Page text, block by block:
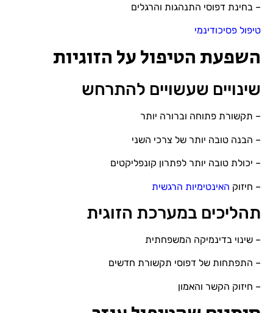
– בחינת דפוסי התנהגות והרגלים
טיפול פסיכודינמי
השפעת הטיפול על הזוגיות
שינויים שעשויים להתרחש
– תקשורת פתוחה וברורה יותר
– הבנה טובה יותר של צרכי השני
– יכולת טובה יותר לפתרון קונפליקטים
– חיזוק האינטימיות הרגשית
תהליכים במערכת הזוגית
– שינוי בדינמיקה המשפחתית
– התפתחות של דפוסי תקשורת חדשים
– חיזוק הקשר והאמון